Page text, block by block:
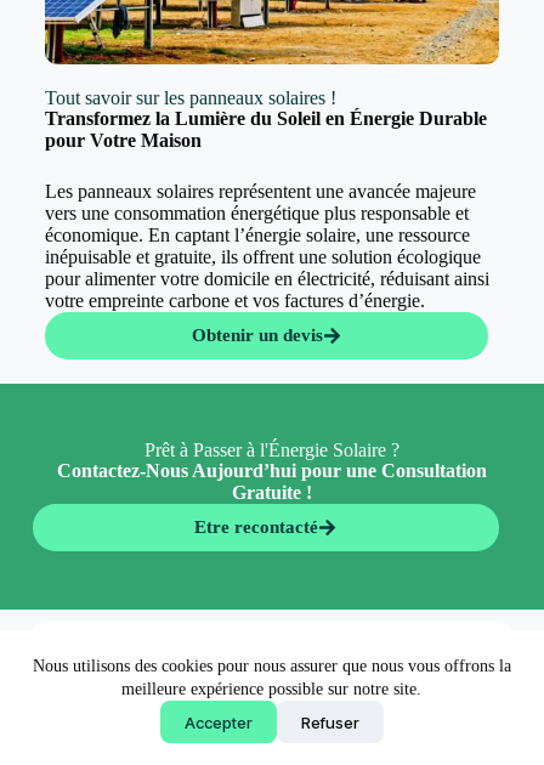
Nous utilisons des cookies pour nous assurer que nous vous offrons la
meilleure expérience possible sur notre site.
Accepter Refuser
Tout savoir sur les panneaux solaires !
Transformez la Lumière du Soleil en Énergie Durable
pour Votre Maison
Les panneaux solaires représentent une avancée majeure
vers une consommation énergétique plus responsable et
économique. En captant l’énergie solaire, une ressource
inépuisable et gratuite, ils offrent une solution écologique
pour alimenter votre domicile en électricité, réduisant ainsi
votre empreinte carbone et vos factures d’énergie.
Obtenir un devis
Prêt à Passer à l'Énergie Solaire ?
Contactez-Nous Aujourd’hui pour une Consultation
Gratuite !
Etre recontacté
Obtenir un devis
Copyright © 2026 - EconormWay - Solutions écologiques